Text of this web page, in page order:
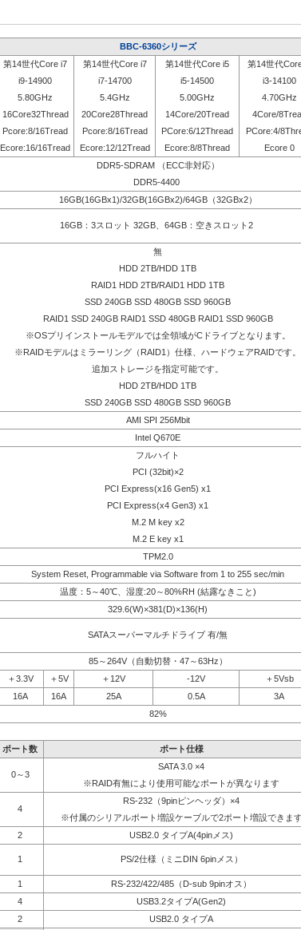
BBC-6360シリーズ
第14世代Core i7 第14世代Core i7 第14世代Core i5
第14世代
i9-14900
i7-14700 i5-14500
i3-14100
5.80GHz
5.4GHz 5.00GHz
4.70GHz
16Core32Thread
20Core28Thread 14Core/20Tread
4Core/
Pcore:8/16Tread
Pcore:8/16Tread PCore:6/12Thread
PCore:4/
Ecore:16/16Tread
Ecore:12/12Tread Ecore:8/8Thread Ecore 0
DDR5-SDRAM （ECC非対応）
DDR5-4400
16GB(16GBx1)/32GB(16GBx2)/64GB（32GBx2）
16GB：3スロット 32GB、64GB：空きスロット2
無
HDD 2TB/HDD 1TB
RAID1 HDD 2TB/RAID1 HDD 1TB
SSD 240GB SSD 480GB SSD 960GB
RAID1 SSD 240GB RAID1 SSD 480GB RAID1 SSD 960GB
※OSプリインストールモデルでは全領域がCドライブとなります。
※RAIDモデルはミラーリング（RAID1）仕様、ハードウェアRAIDです。
追加ストレージを指定可能です。
HDD 2TB/HDD 1TB
SSD 240GB SSD 480GB SSD 960GB
AMI SPI 256Mbit
Intel Q670E
フルハイト
PCI (32bit)×2
PCI Express(x16 Gen5) x1
PCI Express(x4 Gen3) x1
M.2 M key x2
M.2 E key x1
TPM2.0
System Reset, Programmable via Software from 1 to 255 sec/min
温度：5～40℃、湿度:20～80%RH (結露なきこと)
329.6(W)×381(D)×136(H)
SATAスーパーマルチドライブ 有/無
85～264V（自動切替・47～63Hz）
＋3.3V ＋5V ＋12V -12V
＋5Vsb
16A 16A 25A 0.5A
3A
82%
ポート数 ポート仕様
0～3
SATA 3.0 ×4
※RAID有無により使用可能なポートが異なります
4
RS-232（9pinピンヘッダ）×4
※付属のシリアルポート増設ケーブルで2ポート増設できま
2 USB2.0 タイプA(4pinメス)
1 PS/2仕様（ミニDIN 6pinメス）
1
RS-232/422/485（D-sub 9pinオス）
4
USB3.2タイプA(Gen2)
2 USB2.0 タイプA